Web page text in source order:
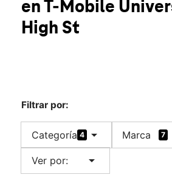
Mar.: 10:00 a.m. a 8:00 p.m.
165 University Ave Palo Alto, CA 94301
en T-Mobile
High St
Filtrar por:
Categoría 4 arrow_drop_down Marca 7
Ver por: arrow_drop_down